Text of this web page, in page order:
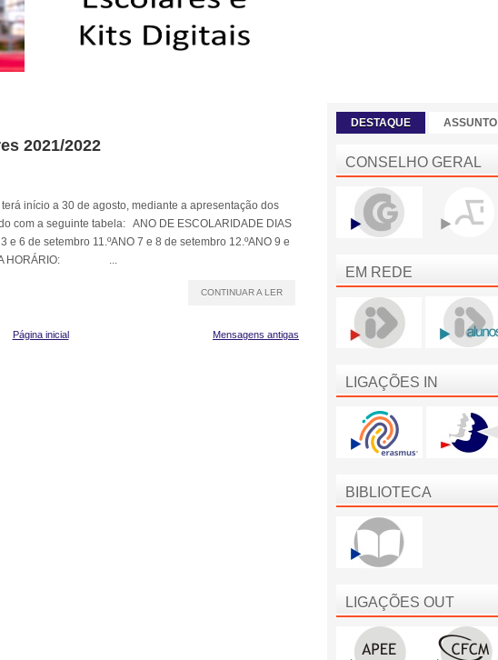
2021/2022
início a 30 de agosto, mediante a apresentação dos
com a seguinte tabela: ANO DE ESCOLARIDADE DIAS
e 6 de setembro 11.ºANO 7 e 8 de setembro 12.ºANO 9 e
HORÁRIO: ...
CONTINUAR A LER
Mensagens antigas
Página inicial
DESTAQUE ASSUNTO
CONSELHO GERAL
EM REDE
LIGAÇÕES IN
BIBLIOTECA
LIGAÇÕES OUT